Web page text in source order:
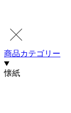
商品カテゴリー
懐紙